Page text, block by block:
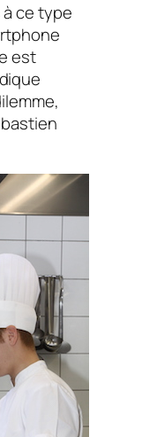
ce type
est